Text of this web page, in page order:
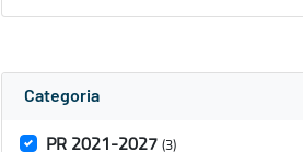
Categoria
PR 2021-2027 (3)